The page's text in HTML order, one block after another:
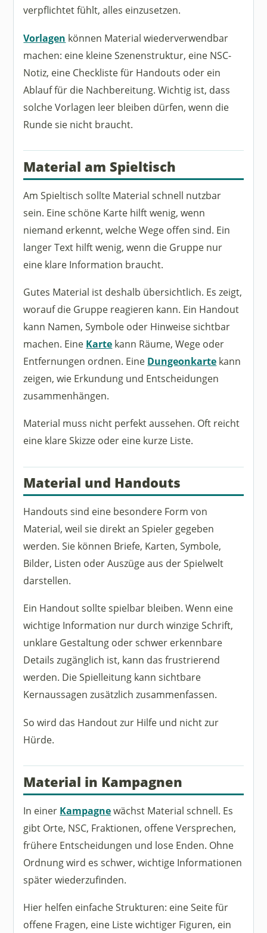
verpflichtet fühlt, alles einzusetzen.
Vorlagen können Material wiederverwendbar
machen: eine kleine Szenenstruktur, eine NSC-
Notiz, eine Checkliste für Handouts oder ein
Ablauf für die Nachbereitung. Wichtig ist, dass
solche Vorlagen leer bleiben dürfen, wenn die
Runde sie nicht braucht.
Material am Spieltisch
Am Spieltisch sollte Material schnell nutzbar
sein. Eine schöne Karte hilft wenig, wenn
niemand erkennt, welche Wege offen sind. Ein
langer Text hilft wenig, wenn die Gruppe nur
eine klare Information braucht.
Gutes Material ist deshalb übersichtlich. Es zeigt,
worauf die Gruppe reagieren kann. Ein Handout
kann Namen, Symbole oder Hinweise sichtbar
machen. Eine Karte kann Räume, Wege oder
Entfernungen ordnen. Eine Dungeonkarte kann
zeigen, wie Erkundung und Entscheidungen
zusammenhängen.
Material muss nicht perfekt aussehen. Oft reicht
eine klare Skizze oder eine kurze Liste.
Material und Handouts
Handouts sind eine besondere Form von
Material, weil sie direkt an Spieler gegeben
werden. Sie können Briefe, Karten, Symbole,
Bilder, Listen oder Auszüge aus der Spielwelt
darstellen.
Ein Handout sollte spielbar bleiben. Wenn eine
wichtige Information nur durch winzige Schrift,
unklare Gestaltung oder schwer erkennbare
Details zugänglich ist, kann das frustrierend
werden. Die Spielleitung kann sichtbare
Kernaussagen zusätzlich zusammenfassen.
So wird das Handout zur Hilfe und nicht zur
Hürde.
Material in Kampagnen
In einer Kampagnewächst Material schnell. Es
gibt Orte, NSC, Fraktionen, offene Versprechen,
frühere Entscheidungen und lose Enden. Ohne
Ordnung wird es schwer, wichtige Informationen
später wiederzufinden.
Hier helfen einfache Strukturen: eine Seite für
offene Fragen, eine Liste wichtiger Figuren, ein